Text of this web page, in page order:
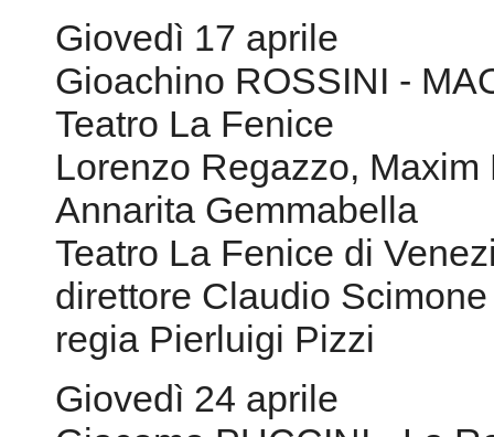
Giovedì 17 aprile
Gioachino ROSSINI -
Teatro La Fenice
Lorenzo Regazzo,
Annarita Gemmabella
Teatro La Fenice di
direttore Claudio Scimone
regia Pierluigi Pizzi
Giovedì 24 aprile